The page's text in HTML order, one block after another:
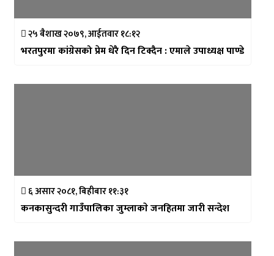
२५ बैशाख २०७९, आईतवार १८:१२
भरतपुरमा कांग्रेसको प्रेम धेरै दिन टिक्दैन : एमाले उपाध्यक्ष पाण्डे
६ असार २०८१, बिहीबार ११:३१
कनकासुन्दरी गाउँपालिका जुम्लाकाे जनहितमा जारी सन्देश